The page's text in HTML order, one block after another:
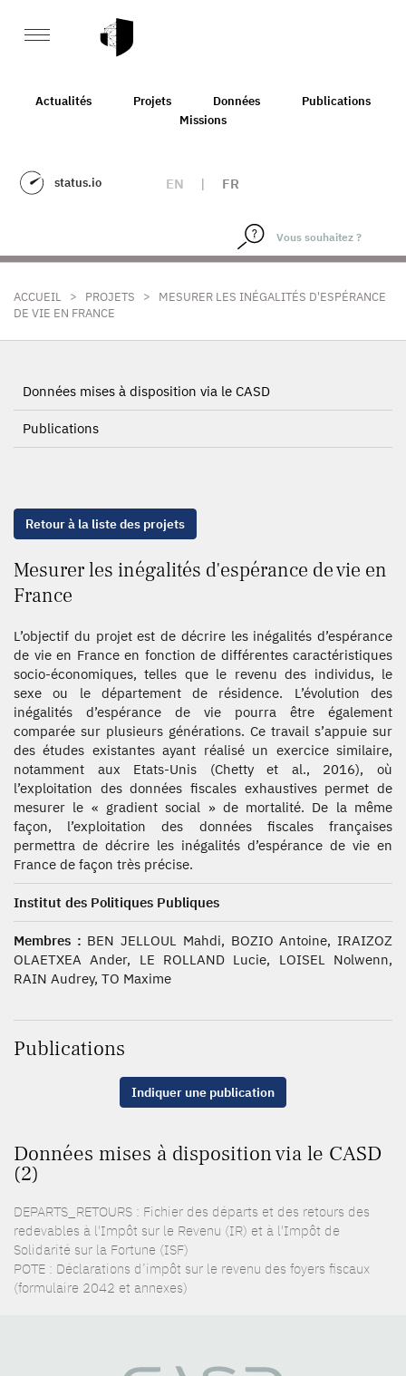
Actualités Projets Données
Publications
Missions
status.io EN | FR
ACCUEIL > PROJETS >
MESURER LES INÉGALITÉS D'ESPÉRANCE
DE VIE EN FRANCE
Données mises à disposition via le CASD
Publications
Retour à la liste des projets
Mesurer les inégalités d'espérance de vie en
France
L’objectif du projet est de décrire les inégalités d’espérance
de vie en France en fonction de différentes caractéristiques
socio-économiques, telles que le revenu des individus, le
sexe ou le département de résidence. L’évolution des
inégalités d’espérance de vie pourra être également
comparée sur plusieurs générations. Ce travail s’appuie sur
des études existantes ayant réalisé un exercice similaire,
notamment aux Etats-Unis (Chetty et al., 2016), où
l’exploitation des données fiscales exhaustives permet de
mesurer le « gradient social » de mortalité. De la même
façon, l’exploitation des données fiscales françaises
permettra de décrire les inégalités d’espérance de vie en
France de façon très précise.
Institut des Politiques Publiques
Membres : BEN JELLOUL Mahdi, BOZIO Antoine, IRAIZOZ
OLAETXEA Ander, LE ROLLAND Lucie, LOISEL Nolwenn,
RAIN Audrey, TO Maxime
Publications
Indiquer une publication
Données mises à disposition via le CASD
(2)
DEPARTS_RETOURS : Fichier des départs et des retours des
redevables à l'Impôt sur le Revenu (IR) et à l'Impôt de
Solidarité sur la Fortune (ISF)
POTE : Déclarations d’impôt sur le revenu des foyers fiscaux
(formulaire 2042 et annexes)